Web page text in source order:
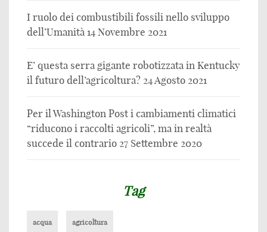
I ruolo dei combustibili fossili nello sviluppo
dell’Umanità 14 Novembre 2021
E’ questa serra gigante robotizzata in Kentucky
il futuro dell’agricoltura? 24 Agosto 2021
Per il Washington Post i cambiamenti climatici
“riducono i raccolti agricoli”, ma in realtà
succede il contrario 27 Settembre 2020
Tag
acqua agricoltura